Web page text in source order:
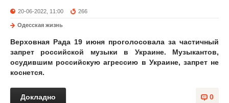
20-06-2022, 11:00 266
Одесская жизнь
Верховная Рада 19 июня проголосовала за частичный
запрет российской музыки в Украине. Музыкантов,
осудившим российскую агрессию в Украине, запрет не
коснется.
0
Докладно